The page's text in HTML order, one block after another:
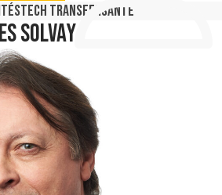
Tech TransferSanté
Solvay